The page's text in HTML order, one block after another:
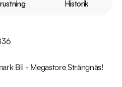
Historik
Bil - Megastore Strängnäs!